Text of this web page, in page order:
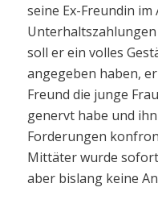
seine Ex-Freundin
soll er ein volles
angegeben haben,
Freund die junge
genervt habe und
Forderungen
Mittäter wurde
aber bislang keine